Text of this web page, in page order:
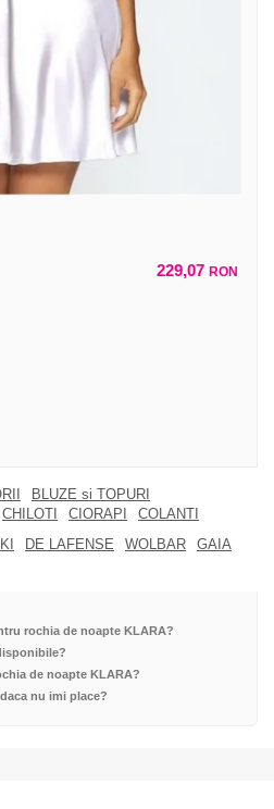
229,07 RON
BLUZE si TOPURI
CHILOTI CIORAPI
COLANTI
DE LAFENSE WOLBAR
GAIA
rochia de noapte KLARA?
de noapte KLARA?
nu imi place?